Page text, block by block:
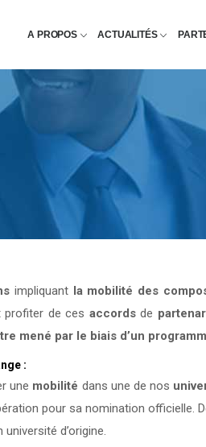
A PROPOS ACTUALITÉS
impliquant la mobilité des
profiter de ces accordsde
mené par le biais d’un
:
une mobilité dans une de nos
pour sa nomination officielle.
d’origine.